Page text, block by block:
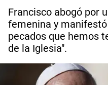
Francisco abogó por
femenina y
pecados que hemos
de la Iglesia".